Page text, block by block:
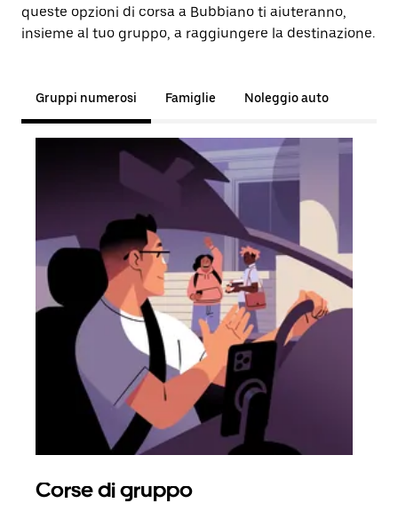
queste opzioni di corsa a Bubbiano ti aiuteranno,
insieme al tuo gruppo, a raggiungere la destinazione.
Gruppi numerosi Famiglie Noleggio auto
Corse di gruppo